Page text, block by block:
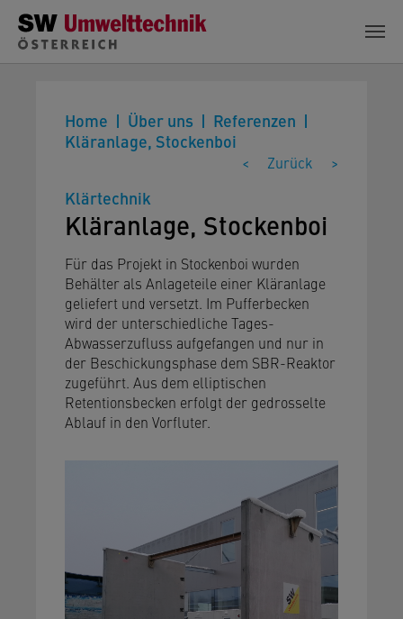
Zum Hauptinhalt springen
Home Über uns
Referenzen
Kläranlage, Stockenboi
< Zurück >
Klärtechnik
Kläranlage, Stockenboi
Für das Projekt in Stockenboi wurden
Behälter als Anlageteile einer Kläranlage
geliefert und versetzt. Im Pufferbecken
wird der unterschiedliche Tages-
Abwasserzufluss aufgefangen und nur in
der Beschickungsphase dem SBR-Reaktor
zugeführt. Aus dem elliptischen
Retentionsbecken erfolgt der gedrosselte
Ablauf in den Vorfluter.